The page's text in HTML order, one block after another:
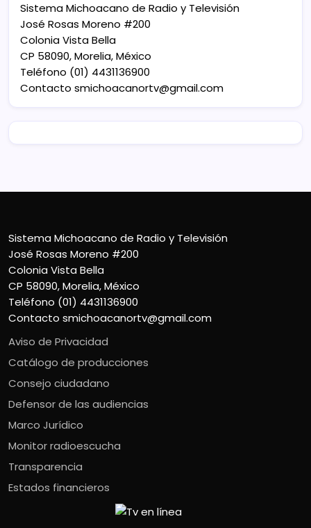
Sistema Michoacano de Radio y Televisión
José Rosas Moreno #200
Colonia Vista Bella
CP 58090, Morelia, México
Teléfono (01) 4431136900
Contacto smichoacanortv@gmail.com
Sistema Michoacano de Radio y Televisión
José Rosas Moreno #200
Colonia Vista Bella
CP 58090, Morelia, México
Teléfono (01) 4431136900
Contacto smichoacanortv@gmail.com
Aviso de Privacidad
Catálogo de producciones
Consejo ciudadano
Defensor de las audiencias
Marco Jurídico
Monitor radioescucha
Transparencia
Estados financieros